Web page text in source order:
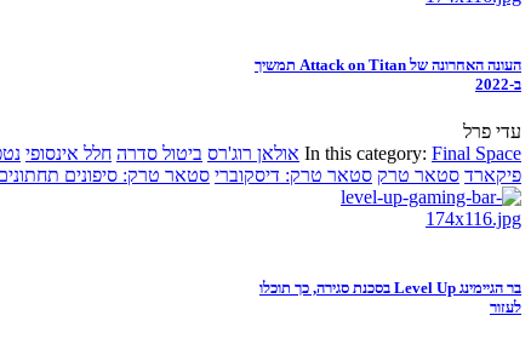
העונה האחרונה של Attack on Titan תמשיך
ב-2022
עדי פרל
In this category: Final Space אולאן רוג'רס ביטול סדרה חלל אינסופי
פיקארד סטאר טרק סטאר טרק: דיסקוברי סטאר טרק: סיפונים
בר הגיימינג Level Up בסכנת סגירה, כך תוכלו
לעזור